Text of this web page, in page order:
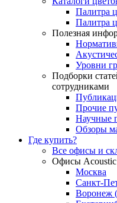
Палитра
Палитра
Полезная
Уровни
Подборки
сотрудниками
Прочие
Научные
Обзоры
Где купить?
Все офисы и
Офисы
Москва
Санкт-
Воронеж